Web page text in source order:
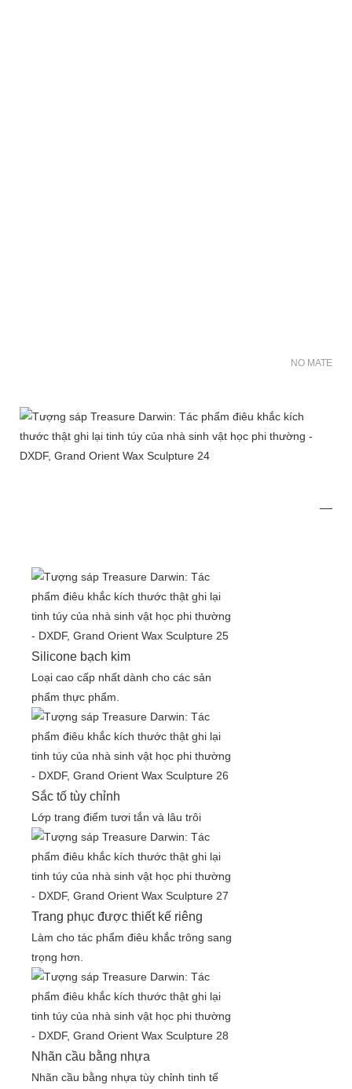
NO MATER
Silicone bạch kim
Loại cao cấp nhất dành cho các sản
phẩm thực phẩm.
Sắc tố tùy chỉnh
Lớp trang điểm tươi tắn và lâu trôi
Trang phục được thiết kế riêng
Làm cho tác phẩm điêu khắc trông sang
trọng hơn.
Nhãn cầu bằng nhựa
Nhãn cầu bằng nhựa tùy chỉnh tinh tế